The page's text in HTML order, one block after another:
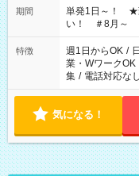
期間
単発1日～！ ★
い！ ＃8月～
特徴 週1日からOK /
業・WワークOK
集 / 電話対応なし
気になる！